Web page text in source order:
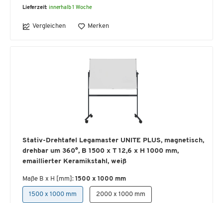
Lieferzeit: innerhalb 1 Woche
Vergleichen Merken
Stativ-Drehtafel Legamaster UNITE PLUS, magnetisch,
drehbar um 360°, B 1500 x T 12,6 x H 1000 mm,
emaillierter Keramikstahl, weiß
Maße B x H [mm]: 1500 x 1000 mm
1500 x 1000 mm 2000 x 1000 mm